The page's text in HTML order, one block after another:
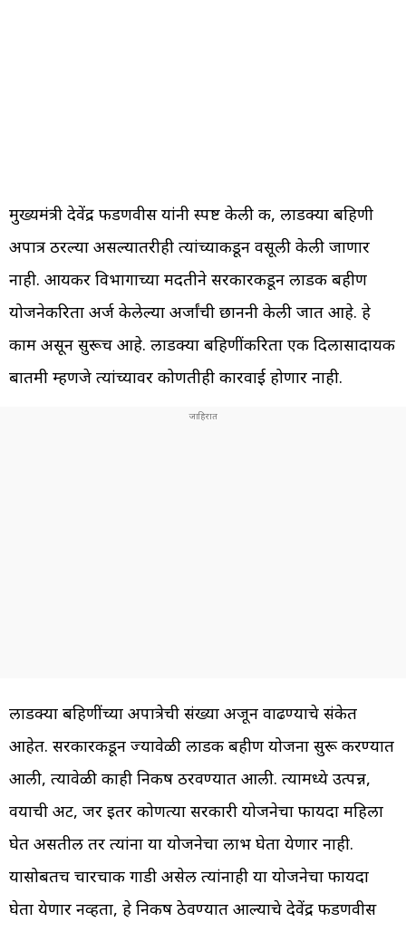
मुख्यमंत्री देवेंद्र फडणवीस यांनी स्पष्ट केली की, लाडक्या बहिणी
अपात्र ठरल्या असल्यातरीही त्यांच्याकडून वसूली केली जाणार
नाही. आयकर विभागाच्या मदतीने सरकारकडून लाडकी बहीण
योजनेकरिता अर्ज केलेल्या अर्जांची छाननी केली जात आहे. हे
काम असून सुरूच आहे. लाडक्या बहिणींकरिता एक दिलासादायक
बातमी म्हणजे त्यांच्यावर कोणतीही कारवाई होणार नाही.
लाडक्या बहिणींच्या अपात्रेची संख्या अजून वाढण्याचे संकेत
आहेत. सरकारकडून ज्यावेळी लाडकी बहीण योजना सुरू करण्यात
आली, त्यावेळी काही निकष ठरवण्यात आली. त्यामध्ये उत्पन्न,
वयाची अट, जर इतर कोणत्या सरकारी योजनेचा फायदा महिला
घेत असतील तर त्यांना या योजनेचा लाभ घेता येणार नाही.
यासोबतच चारचाकी गाडी असेल त्यांनाही या योजनेचा फायदा
घेता येणार नव्हता, हे निकष ठेवण्यात आल्याचे देवेंद्र फडणवीस